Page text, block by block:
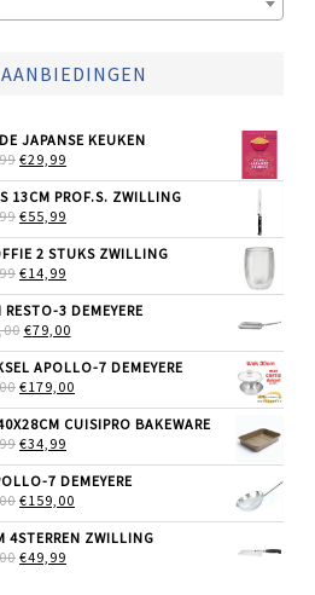
JAPANSE KEUKEN
OORSPRONKELIJKE
WAS:
€36,99.
€29,99
IS:
13CM PROF.S. ZWILLING
OORSPRONKELIJKE
WAS:
€69,99.
€55,99
IS:
2 STUKS ZWILLING
OORSPRONKELIJKE
WAS:
€19,99.
€14,99
IS:
€14,99.
3 DEMEYERE
OORSPRONKELIJKE
WAS:
€139,00.
€79,00HUIDIGE
IS:
€79,00.
APOLLO-7 DEMEYERE
OORSPRONKELIJKE
WAS:
€219,00.
€179,00
IS:
CUISIPRO BAKEWARE
OORSPRONKELIJKE
WAS:
€43,99.
€34,99
IS:
€34,99.
7 DEMEYERE
OORSPRONKELIJKE
WAS:
€199,00.
€159,00
IS:
4STERREN ZWILLING
OORSPRONKELIJKE
€49,99